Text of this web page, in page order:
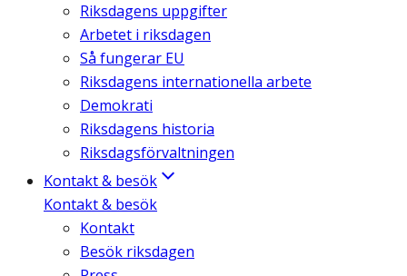
Riksdagens uppgifter
Arbetet i riksdagen
Så fungerar EU
Riksdagens internationella arbete
Demokrati
Riksdagens historia
Riksdagsförvaltningen
Kontakt & besök
Kontakt & besök
Kontakt
Besök riksdagen